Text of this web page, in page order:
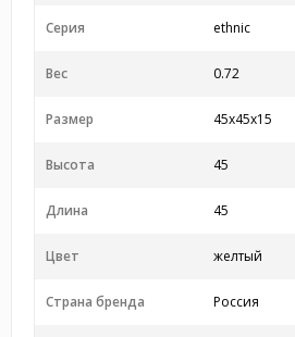
Серия ethnic
Вес 0.72
Размер 45x45x15
Высота 45
Длина 45
Цвет желтый
Страна бренда Россия